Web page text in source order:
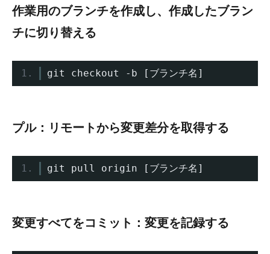
作業用のブランチを作成し、作成したブラン
チに切り替える
git checkout - b [ブランチ名]
プル：リモートから変更差分を取得する
git pull origin [ブランチ名]
変更すべてをコミット：変更を記録する